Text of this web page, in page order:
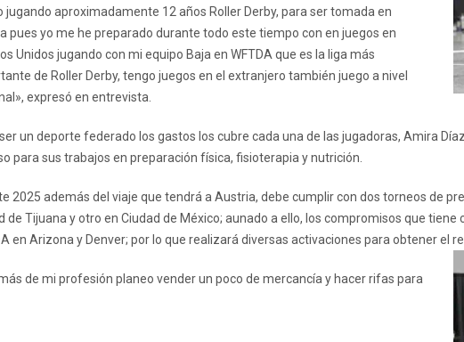
jugando aproximadamente 12 años Roller Derby, para ser tomada en
pues yo me he preparado durante todo este tiempo con en juegos en
Unidos jugando con mi equipo Baja en WFTDA que es la liga más
de Roller Derby, tengo juegos en el extranjero también juego a nivel
expresó en entrevista.
un deporte federado los gastos los cubre cada una de las jugadoras, Amira
para sus trabajos en preparación física, fisioterapia y nutrición.
2025 además del viaje que tendrá a Austria, debe cumplir con dos torneos de
de Tijuana y otro en Ciudad de México; aunado a ello, los compromisos que tiene
en Arizona y Denver; por lo que realizará diversas activaciones para obtener el
de mi profesión planeo vender un poco de mercancía y hacer rifas para